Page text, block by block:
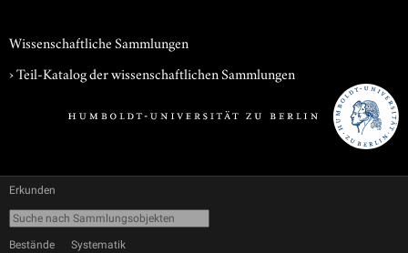
Wissenschaftliche Sammlungen
› Teil-Katalog der wissenschaftlichen Sammlungen
Erkunden
Bestände Systematik